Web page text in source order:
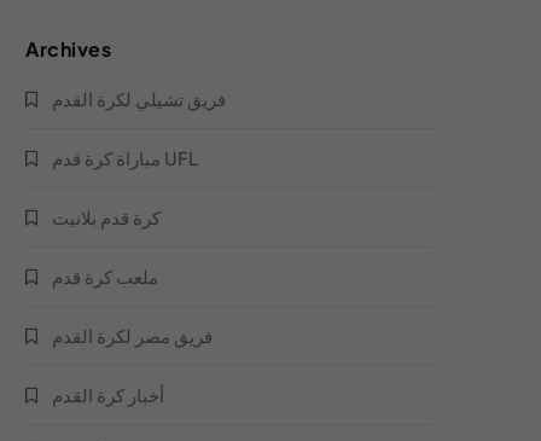
Archives
فريق تشيلي لكرة القدم
مباراة كرة قدم UFL
كرة قدم بلانيت
ملعب كرة قدم
فريق مصر لكرة القدم
أخبار كرة القدم